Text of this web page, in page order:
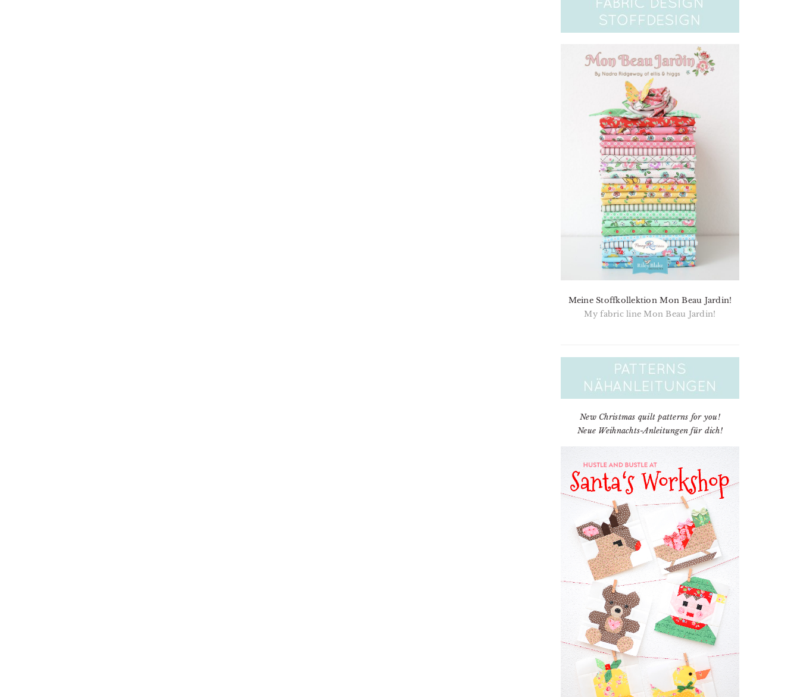
Meine Stoffkollektion Mon Beau Jardin!
My fabric line Mon Beau Jardin!
New Christmas quilt patterns for you!
Neue Weihnachts-Anleitungen für dich!